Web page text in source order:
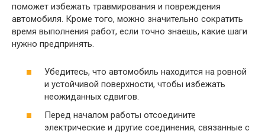
поможет избежать травмирования и повреждения
автомобиля. Кроме того, можно значительно сократить
время выполнения работ, если точно знаешь, какие шаги
нужно предпринять.
Убедитесь, что автомобиль находится на ровной
и устойчивой поверхности, чтобы избежать
неожиданных сдвигов.
Перед началом работы отсоедините
электрические и другие соединения, связанные с